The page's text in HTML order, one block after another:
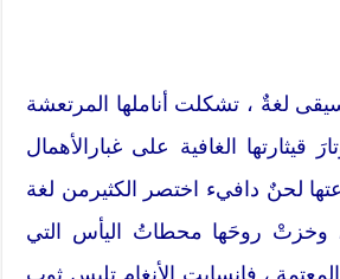
لغةٌ ، تشكلت أناملها المرتعشة
قيثارتها الغافية على غبارالأهمال
لحنٌ دافيء اختصر الكثيرمن لغة
، وخزتْ روحَها محطاتُ اليأس التي
، فانسابت الأنغام تلبس ثوب